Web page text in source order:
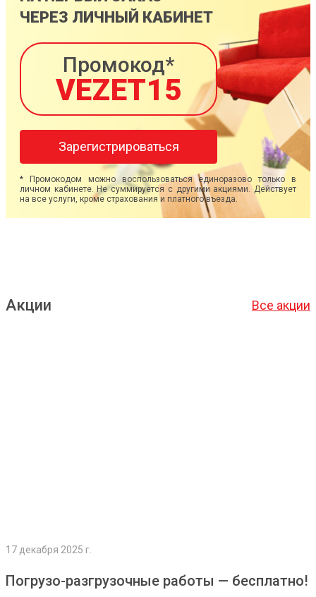
ЧЕРЕЗ ЛИЧНЫЙ КАБИНЕТ
Промокод*
VEZET15
Зарегистрироваться
* Промокодом можно воспользоваться единоразово только в
личном кабинете. Не суммируется с другими акциями. Действует
на все услуги, кроме страхования и платного въезда.
Акции Все акции
17 декабря 2025 г.
Погрузо-разгрузочные работы — бесплатно!